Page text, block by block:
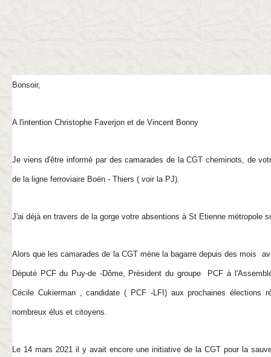
Bonsoir,
A l'intention Christophe Faverjon et de Vincent Bonny
Je viens d'être informé par des camarades de la CGT cheminots, de
de la ligne ferroviaire Boën - Thiers ( voir la PJ).
J'ai déjà en travers de la gorge votre absentions à St Etienne métropole
Alors que les camarades de la CGT mène la bagarre depuis des mois
Député PCF du Puy-de -Dôme, Président du groupe PCF à
Cécile Cukierman , candidate ( PCF -LFI) aux prochaines élections
nombreux élus et citoyens.
Le 14 mars 2021 il y avait encore une initiative de la CGT pour la